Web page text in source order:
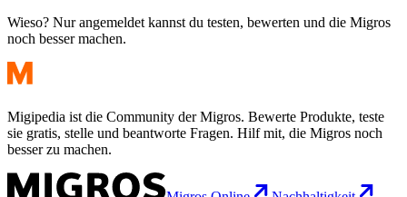
Wieso? Nur angemeldet kannst du testen, bewerten und die Migros
noch besser machen.
Migipedia ist die Community der Migros. Bewerte Produkte, teste
sie gratis, stelle und beantworte Fragen. Hilf mit, die Migros noch
besser zu machen.